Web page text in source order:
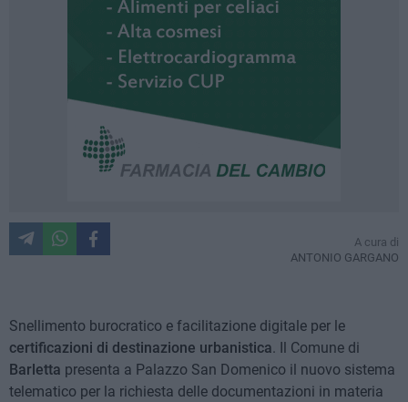
A cura di
ANTONIO GARGANO
Snellimento burocratico e facilitazione digitale per le
certificazioni di destinazione urbanistica. Il Comune di
Barletta presenta a Palazzo San Domenico il nuovo sistema
telematico per la richiesta delle documentazioni in materia